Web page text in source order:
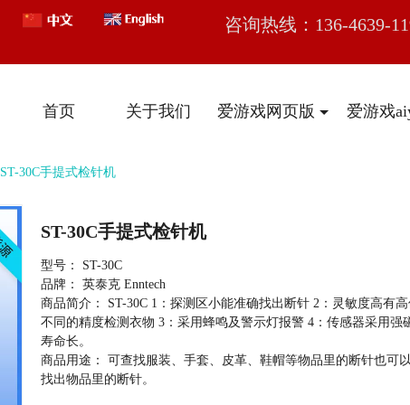
咨询热线：136-4639-
首页 关于我们 爱游戏网页版 爱游戏
ST-30C手提式检针机
ST-30C手提式检针机
型号
ST-30C
品牌
英泰克 Enntech
商品简介
ST-30C 1：探测区小能准确找出断针 2：灵敏度高有
不同的精度检测衣物 3：采用蜂鸣及警示灯报警 4：传感器采用强
寿命长。
商品用途
可查找服装、手套、皮革、鞋帽等物品里的断针也可
找出物品里的断针。